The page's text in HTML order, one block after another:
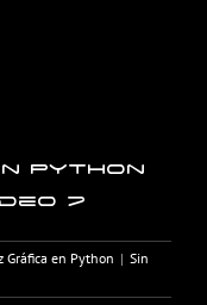
Python
7
Gráfica en Python | Sin